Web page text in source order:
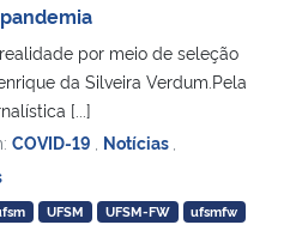
por meio de seleção
da Silveira Verdum.Pela
[...]
COVID-19 Notícias
UFSM UFSM-FW ufsmfw